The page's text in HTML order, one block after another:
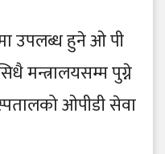
उपलब्ध हुने ओ पी
मन्त्रालयसम्म पुग्ने
ओपीडी सेवा